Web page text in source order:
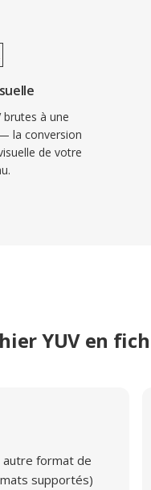
brutes à une
la conversion
de votre
YUV en
autre format de
supportés)